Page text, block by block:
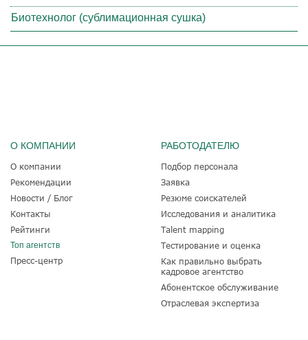
Биотехнолог (сублимационная сушка)
О КОМПАНИИ
О компании
Рекомендации
Новости / Блог
Контакты
Рейтинги
Топ агентств
Пресс-центр
РАБОТОДАТЕЛЮ
Подбор персонала
Заявка
Резюме соискателей
Исследования и аналитика
Talent mapping
Тестирование и оценка
Как правильно выбрать
кадровое агентство
Абонентское обслуживание
Отраслевая экспертиза